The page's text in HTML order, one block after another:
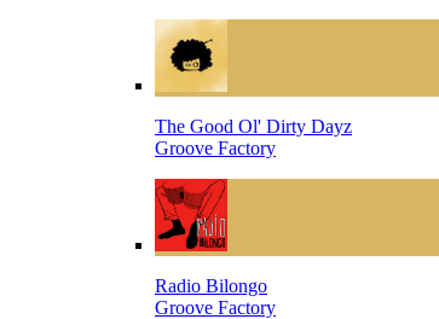
The Good Ol' Dirty Dayz
Groove Factory
Radio Bilongo
Groove Factory